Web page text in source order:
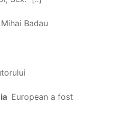
Badau
European a fost